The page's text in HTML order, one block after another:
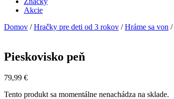
Akcie
Domov /Hračky pre deti od 3 rokov /Hráme sa von /
Pieskovisko peň
79,99 €
Tento produkt sa momentálne nenachádza na sklade.